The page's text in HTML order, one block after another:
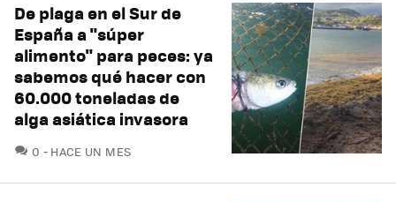
De plaga en el Sur de
España a "súper
alimento" para peces: ya
sabemos qué hacer con
60.000 toneladas de
alga asiática invasora
0 COMENTARIOS
HACE UN MES